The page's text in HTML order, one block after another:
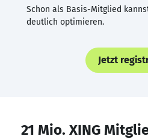
Schon als Basis-Mitglied
deutlich optimieren.
Jetzt
21 Mio. XING